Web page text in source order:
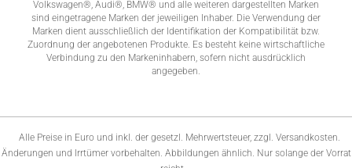
Volkswagen®, Audi®, BMW® und alle weiteren dargestellten Marken
sind eingetragene Marken der jeweiligen Inhaber. Die Verwendung der
Marken dient ausschließlich der Identifikation der Kompatibilität bzw.
Zuordnung der angebotenen Produkte. Es besteht keine wirtschaftliche
Verbindung zu den Markeninhabern, sofern nicht ausdrücklich
angegeben.
Alle Preise in Euro und inkl. der gesetzl. Mehrwertsteuer, zzgl. Versandkosten.
Änderungen und Irrtümer vorbehalten. Abbildungen ähnlich. Nur solange der Vorrat